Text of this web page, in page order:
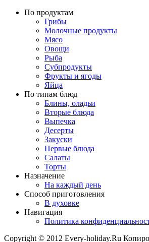
По продуктам
Грибы
Молочные продукты
Мясо
Овощи
Рыба
Субпродукты
Фрукты и ягоды
Яйца
По типам блюд
Блины, оладьи
Вторые блюда
Выпечка
Десерты
Закуски
Первые блюда
Салаты
Торты
Назначение
На каждый день
Способ приготовления
В духовке
Навигация
Политика
Copyright © 2012 Every-holiday.Ru